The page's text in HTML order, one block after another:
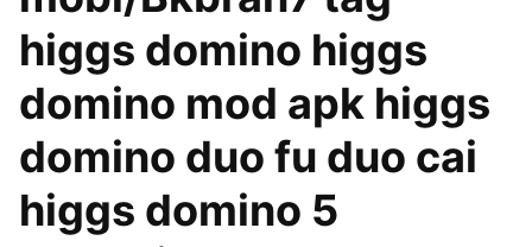
higgs domino higgs
domino mod apk higgs
domino duo fu duo cai
higgs domino 5